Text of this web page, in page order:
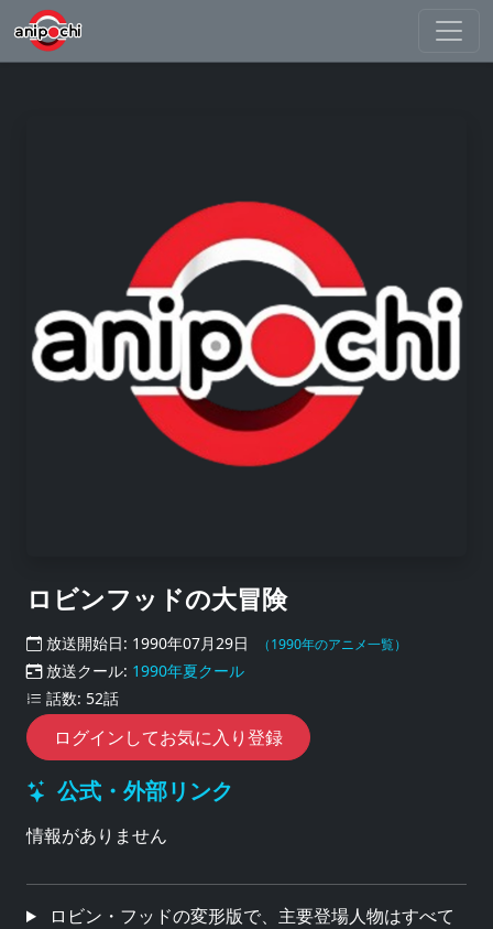
ロビンフッドの大冒険
放送開始日: 1990年07月29日 （1990年のアニメ一覧）
放送クール: 1990年夏クール
話数: 52話
ログインしてお気に入り登録
公式・外部リンク
情報がありません
ロビン・フッドの変形版で、主要登場人物はすべて